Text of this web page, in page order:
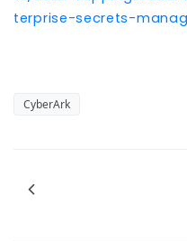
terprise-secrets-
CyberArk